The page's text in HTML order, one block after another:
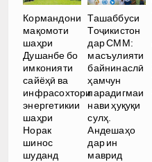
Кормандони
мақомоти
шаҳри
Душанбе бо
имконияти
сайёҳӣ ва
инфрасохтори
энергетикии
шаҳри
Норак
шинос
шуданд
Ташаббуси
Тоҷикистон
дар СММ:
масъулияти
байнинаслӣ
ҳамчун
парадигмаи
нави ҳуқуқи
сулҳ.
Андешаҳо
дар ин
маврид